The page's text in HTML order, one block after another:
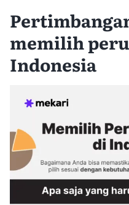
memilih
Indonesia